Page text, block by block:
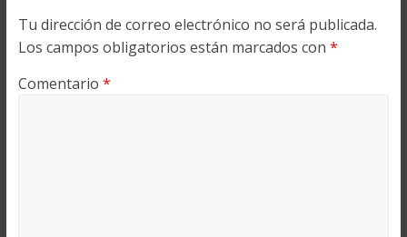
Tu dirección de correo electrónico no será publicada.
Los campos obligatorios están marcados con *
Comentario *